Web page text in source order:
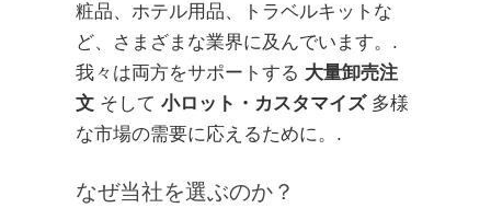
粧品、ホテル用品、トラベルキットな
ど、さまざまな業界に及んでいます。.
我々は両方をサポートする 大量卸売注
文 そして 小ロット・カスタマイズ多様
な市場の需要に応えるために。.
なぜ当社を選ぶのか？